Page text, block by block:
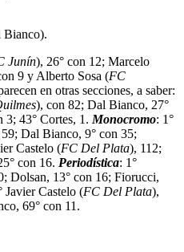
Bianco).
Junín), 26° con 12; Marcelo
9 y Alberto Sosa (FC
en otras secciones, a saber:
), con 82; Dal Bianco, 27°
3; 43° Cortes, 1. Monocromo: 1°
Dal Bianco, 9° con 35;
Castelo (FC Del Plata), 112;
con 16. Periodística: 1°
Dolsan, 13° con 16; Fiorucci,
Javier Castelo (FC Del Plata),
69° con 11.